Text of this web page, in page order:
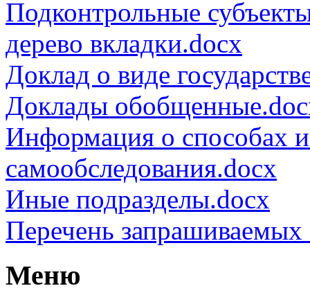
Подконтрольные
дерево вкладки.docx
Доклад о виде
Доклады
Информация о способах
самообследования.docx
Иные подразделы.docx
Перечень запрашиваемых
Меню